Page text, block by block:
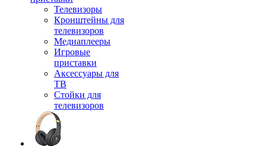
Телевизоры
Кронштейны для
телевизоров
Медиаплееры
Игровые
приставки
Аксессуары для
ТВ
Стойки для
телевизоров